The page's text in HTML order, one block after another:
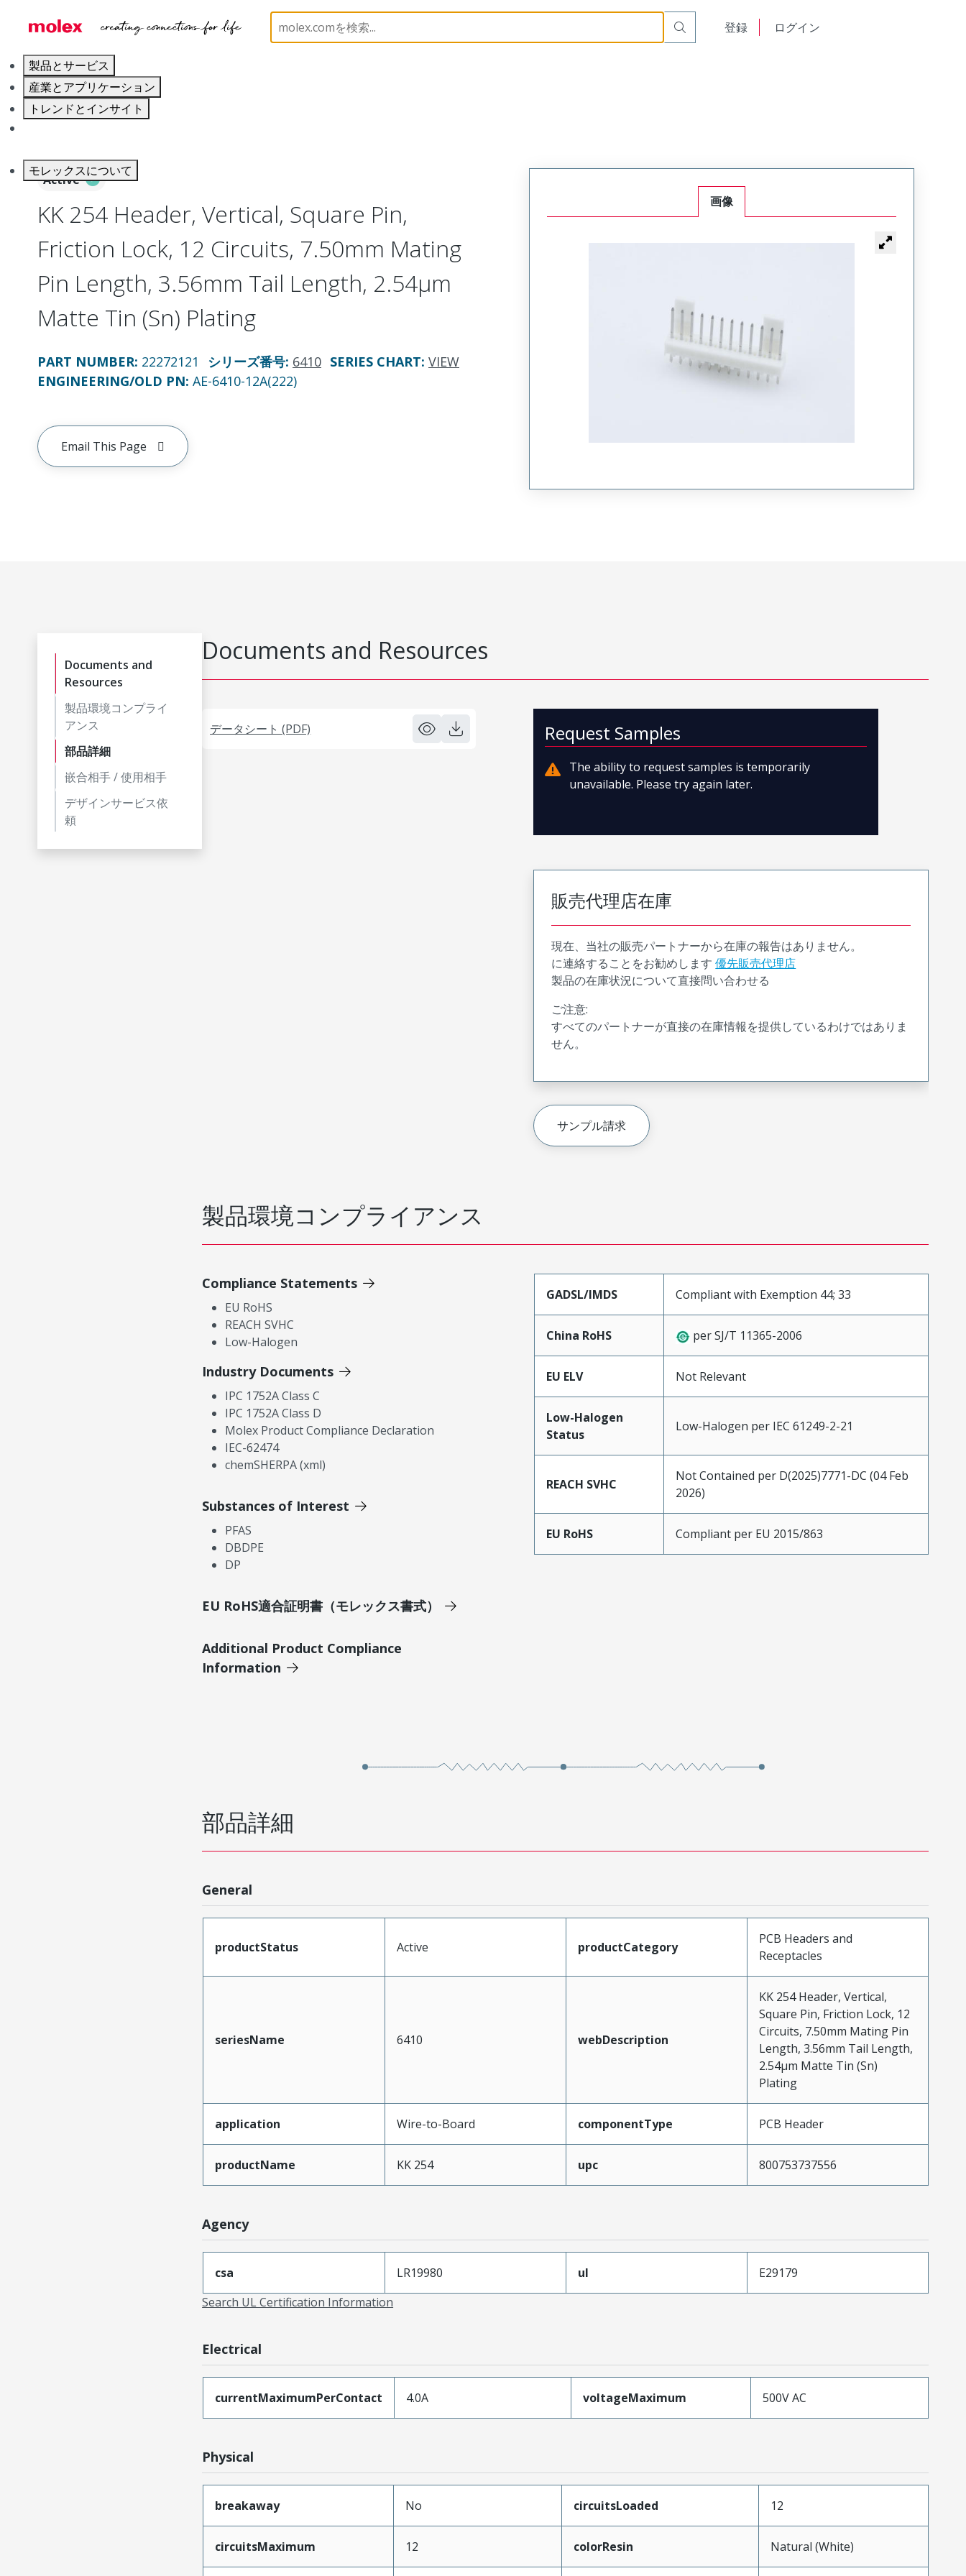
登録 ログイン
製品とサービス
産業とアプリケーション
トレンドとインサイト
モレックスについて
PCB / Wire Connectors PCB Headers and Receptacles 6410 22272121
Active
KK 254 Header, Vertical, Square Pin,
Friction Lock, 12 Circuits, 7.50mm Mating
Pin Length, 3.56mm Tail Length, 2.54µm
Matte Tin (Sn) Plating
PART NUMBER: 22272121 シリーズ番号: 6410 SERIES CHART: VIEW
ENGINEERING/OLD PN: AE-6410-12A(222)
Email This Page
画像
Documents and
Resources
製品環境コンプライ
アンス
部品詳細
嵌合相手 / 使用相手
デザインサービス依
頼
Documents and Resources
データシート (PDF) Request Samples
The ability to request samples is temporarily
unavailable. Please try again later.
販売代理店在庫
現在、当社の販売パートナーから在庫の報告はありません。
に連絡することをお勧めします 優先販売代理店
製品の在庫状況について直接問い合わせる
ご注意:
すべてのパートナーが直接の在庫情報を提供しているわけではありま
せん。
サンプル請求
製品環境コンプライアンス
Compliance Statements
EU RoHS
REACH SVHC
Low-Halogen
Industry Documents
IPC 1752A Class C
IPC 1752A Class D
Molex Product Compliance Declaration
IEC-62474
chemSHERPA (xml)
Substances of Interest
PFAS
DBDPE
DP
EU RoHS適合証明書（モレックス書式）
Additional Product Compliance
Information
GADSL/IMDS Compliant with Exemption 44; 33
China RoHS per SJ/T 11365-2006
EU ELV Not Relevant
Low-Halogen
Status
Low-Halogen per IEC 61249-2-21
REACH SVHC
Not Contained per D(2025)7771-DC (04 Feb
2026)
EU RoHS Compliant per EU 2015/863
部品詳細
General
productStatus Active productCategory
PCB Headers and
Receptacles
seriesName 6410 webDescription
KK 254 Header, Vertical,
Square Pin, Friction Lock, 12
Circuits, 7.50mm Mating Pin
Length, 3.56mm Tail Length,
2.54µm Matte Tin (Sn)
Plating
application Wire-to-Board componentType PCB Header
productName KK 254 upc 800753737556
Agency
csa LR19980 ul
E29179
Search UL Certification Information
Electrical
currentMaximumPerContact 4.0A voltageMaximum 500V AC
Physical
breakaway No circuitsLoaded 12
circuitsMaximum 12 colorResin Natural (White)